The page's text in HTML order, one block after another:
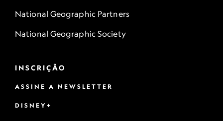
National Geographic Partners
National Geographic Society
INSCRIÇÃO
ASSINE A NEWSLETTER
DISNEY+